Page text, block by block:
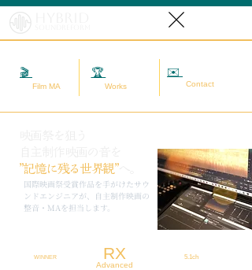
🎬
Film MA
🏆
Works
✉️
Contact
​国際映画祭受賞作品を手がけたサウ
ンドエンジニアが、自主制作映画の
整音・MAを担当します。
”記憶に残る世界観”へ。
WINNER RX
Advanced
5.1ch